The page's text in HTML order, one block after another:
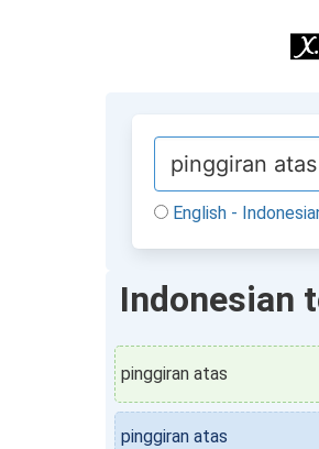
English -
Indonesian
pinggiran atas
pinggiran atas